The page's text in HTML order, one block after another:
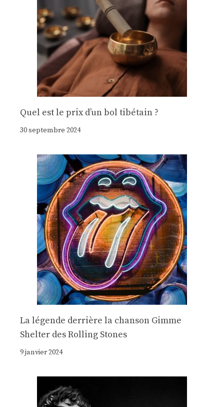
Quel est le prix d’un bol tibétain ?
30 septembre 2024
La légende derrière la chanson Gimme
Shelter des Rolling Stones
9 janvier 2024